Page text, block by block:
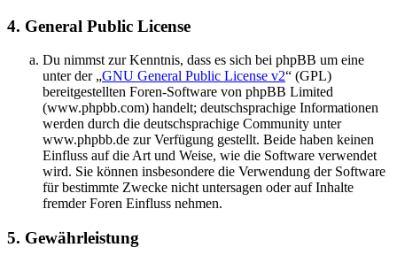
4. General Public License
Du nimmst zur Kenntnis, dass es sich bei phpBB um eine
unter der „GNU General Public License v2“ (GPL)
bereitgestellten Foren-Software von phpBB Limited
(www.phpbb.com) handelt; deutschsprachige Informationen
werden durch die deutschsprachige Community unter
www.phpbb.de zur Verfügung gestellt. Beide haben keinen
Einfluss auf die Art und Weise, wie die Software verwendet
wird. Sie können insbesondere die Verwendung der Software
für bestimmte Zwecke nicht untersagen oder auf Inhalte
fremder Foren Einfluss nehmen.
5. Gewährleistung